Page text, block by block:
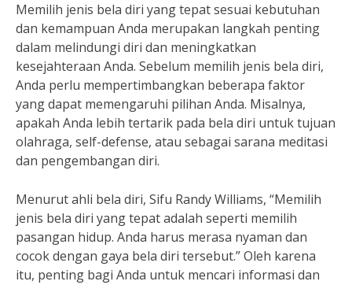
Memilih jenis bela diri yang tepat sesuai kebutuhan
dan kemampuan Anda merupakan langkah penting
dalam melindungi diri dan meningkatkan
kesejahteraan Anda. Sebelum memilih jenis bela diri,
Anda perlu mempertimbangkan beberapa faktor
yang dapat memengaruhi pilihan Anda. Misalnya,
apakah Anda lebih tertarik pada bela diri untuk tujuan
olahraga, self-defense, atau sebagai sarana meditasi
dan pengembangan diri.
Menurut ahli bela diri, Sifu Randy Williams, “Memilih
jenis bela diri yang tepat adalah seperti memilih
pasangan hidup. Anda harus merasa nyaman dan
cocok dengan gaya bela diri tersebut.” Oleh karena
itu, penting bagi Anda untuk mencari informasi dan